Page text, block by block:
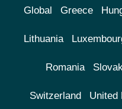
Global Greece
Lithuania
Romania
Switzerland United